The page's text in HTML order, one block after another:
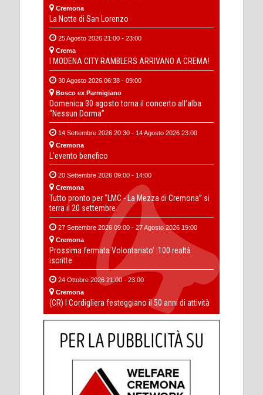
Cremona
La Notte di San Lorenzo
25 Agosto 2026 21:00 - 23:00
Crema
I MODENA CITY RAMBLERS ARRIVANO A CREMA!
30 Agosto 2026 06:38 - 09:00
Bosco ex Parmigiano
Domenica 30 agosto torna il concerto all’alba
“Nessun Dorma”
14 Settembre 2026 20:30 - 14 Agosto 2026 23:00
Cremona
L'evento benefico
20 Settembre 2026 09:00 - 14:00
Cremona
Tutto pronto per “LMC - La Mezza di Cremona” si
terra il 20 settembre
27 Settembre 2026 09:00 - 27 Agosto 2026 19:00
Cremona
Prossima fermata Volontariato' :100 realtà
iscritte
24 Ottobre 2026 21:00 - 23:00
Cremona
(CR) I Cordigliera festeggiano il 50 anni di attività